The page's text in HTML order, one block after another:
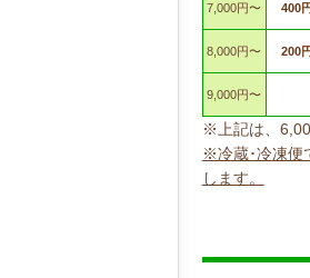
7,000円〜 400円
8,000円〜 200円
9,000円〜
※上記は、
※冷蔵･冷凍便
します。